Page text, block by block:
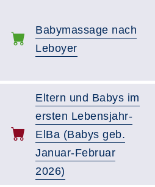
Babymassage nach
Leboyer
Eltern und Babys im
ersten Lebensjahr-
ElBa (Babys geb.
Januar-Februar
2026)